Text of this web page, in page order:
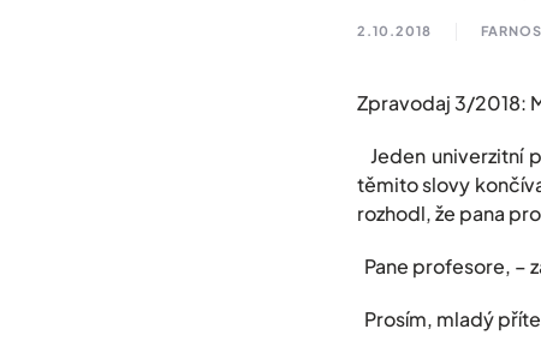
2.10.2018
Zpravodaj 3/2018:
Jeden univerzitní
těmito slovy
rozhodl, že pana
Pane profesore, –
Prosím, mladý